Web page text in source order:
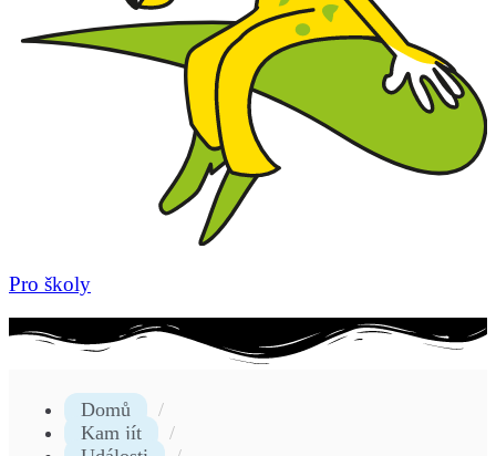
Pro školy
Domů
Kam jít